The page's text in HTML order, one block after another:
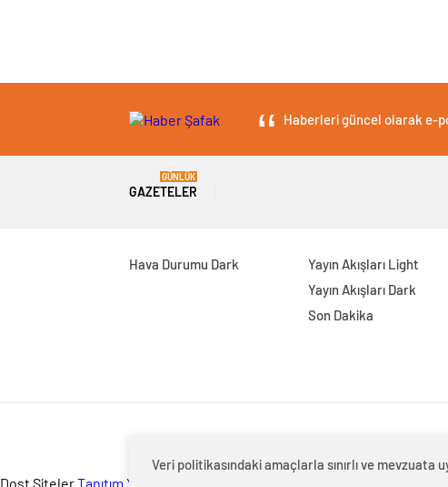
Haberleri güncel olarak e-
GAZETELER
GÜNLÜK
Hava Durumu Dark
Yayın Akışları Light
Yayın Akışları Dark
Son Dakika
Veri politikasındaki amaçlarla sınırlı ve
Dost SitelerTanıtım Yazısı